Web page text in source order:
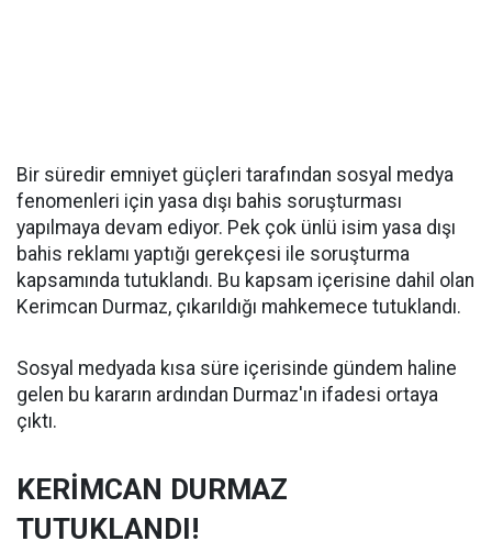
Bir süredir emniyet güçleri tarafından sosyal medya
fenomenleri için yasa dışı bahis soruşturması
yapılmaya devam ediyor. Pek çok ünlü isim yasa dışı
bahis reklamı yaptığı gerekçesi ile soruşturma
kapsamında tutuklandı. Bu kapsam içerisine dahil olan
Kerimcan Durmaz, çıkarıldığı mahkemece tutuklandı.
Sosyal medyada kısa süre içerisinde gündem haline
gelen bu kararın ardından Durmaz'ın ifadesi ortaya
çıktı.
KERİMCAN DURMAZ
TUTUKLANDI!